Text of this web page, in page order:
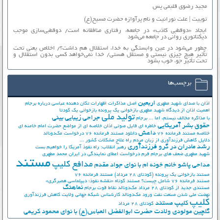
مجید رضوی قلبمی پس
توییت | علت نورانیت و نام پرآوازه حضرت مسیح(ع)
ایجاد «دوقطبی کاذب» در جامعه، رفتاری منافقانه است/ دوقطبی‌سازی موجب
دیکتاتوری روانی در جامعه می‌شود
چطور می‌شود در عین وابستگی به خدا، استقلال هم داشت؟/ اخلاص یعنی تحت
تأثیر هیچ چیزی نیستی و مستقل هستی/ خدا نمی‌خواهد کسی بدون استقلال و
تحت تأثیر جوّ، خوب بشود
برچسب‌ها
اذان با صدای شهید مطهری اربعین اصل مذاکرات اظهارات تکان دهنده عباسی درباره برجام
اهمیت اذان از دیدگاه شهید مطهری بازخوانی یک پرونده بازخوانی یک کودتا
با مذاکره مخالف نیستم، اما ... برجام تولید ملی جراحی زیبایی بینی
حقوق بشر آمریکایی خاطره ای فایل صوتی اذان خلاصه ای از مواضع حضرت امام خامنه ای
خلاصه مستند فرمانده 76
داعش دانلود مستند فرمانده 76
درخواست مک‌دونالد
دلایل کاهش فرزندآوری از زبان مردم راه علاج مشکلات کشور ...
رشد مادران در گرو فرزندآوری رهبر انقلاب: راه نفوذ آمریکا را خواهیم بست
شهید مطهری ضعف های برجام فرم درخواست اعطای نمایندگی در ایران محمد مطهری
مداحی پاشو خانم خونه ام با نوای جواد مقدم مدافع کلیپ مستند
مستند بازخوانی یک پرونده (کودتای 28 مرداد)
مستند فرمانده 76
مستند فرمانده 76 شامل چیست؟
مستند کوتاه «نقشه نفوذ؛ دیپلماسی همبرگری»
مستندی جدید از کودتای 28 مرداد
مک‌دونالد نقاط قوت برجام نماهنگ
نهضت ملي شدن صنعت نفت ورود مک‌دونالد کارشناس شبکه جهانی ولایت کاهش فرزندآوری
کلیپ کلیپ مستند کودتای 28 مرداد
گلچین مولودی ولادت حضرت ابوالفضل العباس(ع) با نوای محمود کریمی